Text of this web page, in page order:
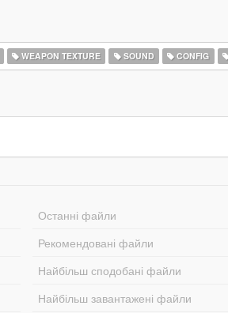
WEAPON TEXTURE SOUND CONFIG
Останні файли
Рекомендовані файли
Найбільш сподобані файли
Найбільш завантажені файли